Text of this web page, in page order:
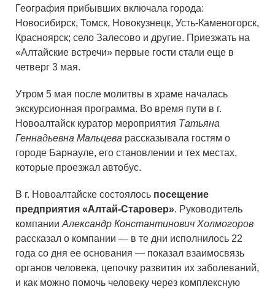
География прибывших включала города:
Новосибирск, Томск, Новокузнецк, Усть-Каменогорск,
Красноярск; село Залесово и другие. Приезжать на
«Алтайские встречи» первые гости стали еще в
четверг 3 мая.
Утром 5 мая после молитвы в храме началась
экскурсионная программа. Во время пути в г.
Новоалтайск куратор мероприятия Татьяна
Геннадьевна Мальцева рассказывала гостям о
городе Барнауле, его становлении и тех местах,
которые проезжал автобус.
В г. Новоалтайске состоялось посещение
предприятия «Алтай-Старовер». Руководитель
компании Александр Константинович Холмогоров
рассказал о компании — в те дни исполнилось 22
года со дня ее основания — показал взаимосвязь
органов человека, цепочку развития их заболеваний,
и как можно помочь человеку через комплексную